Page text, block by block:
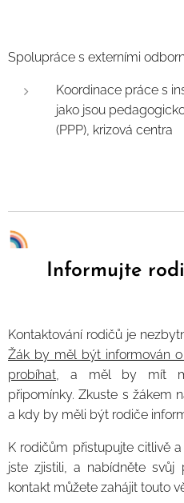
Spolupráce s externími
Koordinace práce s
jako jsou
(PPP), krizová centra
Informujte
Kontaktování rodičů je
Žák by měl být informován
probíhat, a měl by mít
připomínky. Zkuste s žákem
a kdy by měli být rodiče
K rodičům přistupujte citlivě
jste zjistili, a nabídněte svůj
kontakt můžete zahájit touto